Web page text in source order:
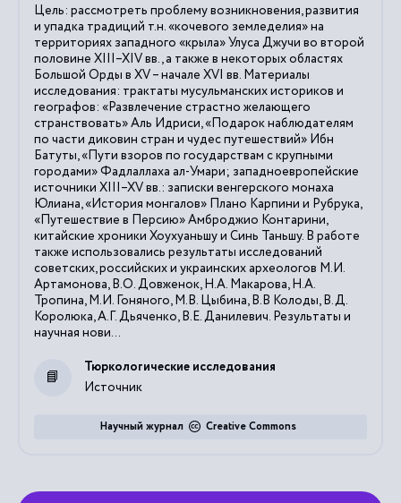
Цель: рассмотреть проблему возникновения, развития
и упадка традиций т.н. «кочевого земледелия» на
территориях западного «крыла» Улуса Джучи во второй
половине XIII–XIV вв., а также в некоторых областях
Большой Орды в XV – начале XVI вв. Материалы
исследования: трактаты мусульманских историков и
географов: «Развлечение страстно желающего
странствовать» Аль Идриси, «Подарок наблюдателям
по части диковин стран и чудес путешествий» Ибн
Батуты, «Пути взоров по государствам с крупными
городами» Фадлаллаха ал-Умари; западноевропейские
источники XIII–XV вв.: записки венгерского монаха
Юлиана, «История монгалов» Плано Карпини и Рубрука,
«Путешествие в Персию» Амброджио Контарини,
китайские хроники Хоухуаньшу и Синь Таньшу. В работе
также использовались результаты исследований
советских, российских и украинских археологов М.И.
Артамонова, В.О. Довженок, Н.А. Макарова, Н.А.
Тропина, М.И. Гоняного, М.В. Цыбина, В.В Колоды, В.Д.
Королюка, А.Г. Дьяченко, В.Е. Данилевич. Результаты и
научная нови...
Источник
Тюркологические исследования
Creative Commons
Научный журнал